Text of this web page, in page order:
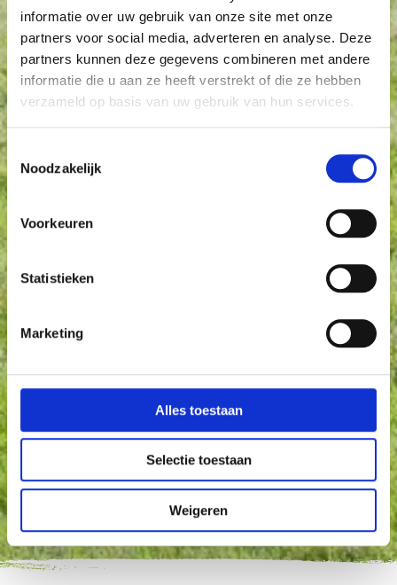
informatie over uw gebruik van onze site met onze
partners voor social media, adverteren en analyse. Deze
partners kunnen deze gegevens combineren met andere
informatie die u aan ze heeft verstrekt of die ze hebben
verzameld op basis van uw gebruik van hun services.
Noodzakelijk
Voorkeuren
Statistieken
Marketing
Alles toestaan
Selectie toestaan
Weigeren